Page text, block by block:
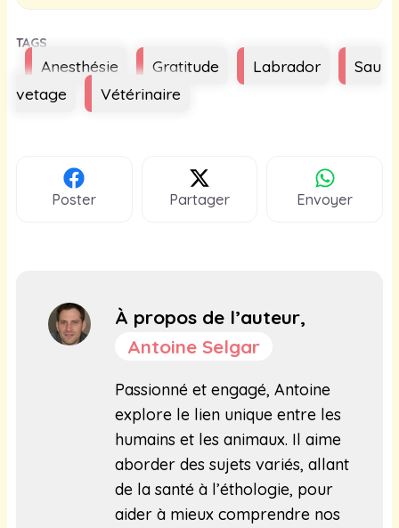
Anesthésie Gratitude Labrador
Sau
vetage
Vétérinaire
Poster Partager Envoyer
À propos de l’auteur,
Antoine Selgar
Passionné et engagé, Antoine
explore le lien unique entre les
humains et les animaux. Il aime
aborder des sujets variés, allant
de la santé à l’éthologie, pour
aider à mieux comprendre nos